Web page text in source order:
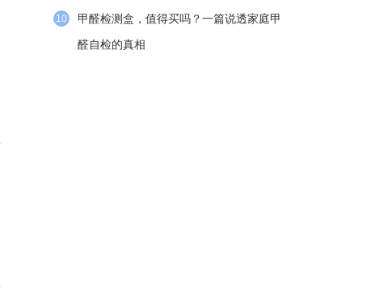
10
甲醛检测盒，值得买吗？一篇说透家庭甲
醛自检的真相